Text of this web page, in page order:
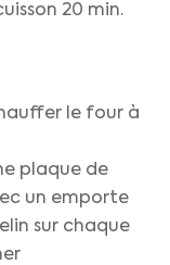
20 min.
le four à
plaque de
un emporte
sur chaque